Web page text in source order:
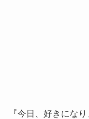
『今日、好きにな